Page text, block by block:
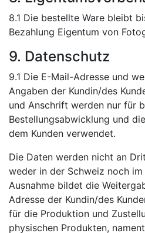
8.1 Die bestellte Ware bleibt
Bezahlung Eigentum von
9. Datenschutz
9.1 Die E-Mail-Adresse und
Angaben der Kundin/des
und Anschrift werden nur für
Bestellungsabwicklung und
dem Kunden verwendet.
Die Daten werden nicht an
weder in der Schweiz noch im
Ausnahme bildet die
Adresse der Kundin/des
für die Produktion und
physischen Produkten,